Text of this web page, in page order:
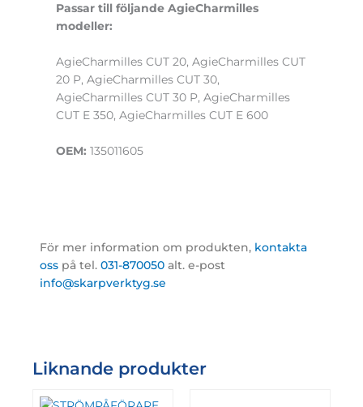
Passar till följande AgieCharmilles
modeller:
AgieCharmilles CUT 20, AgieCharmilles CUT
20 P, AgieCharmilles CUT 30,
AgieCharmilles CUT 30 P, AgieCharmilles
CUT E 350, AgieCharmilles CUT E 600
OEM:135011605
För mer information om produkten, kontakta
oss på tel.031-870050 alt. e-post
info@skarpverktyg.se
Liknande produkter